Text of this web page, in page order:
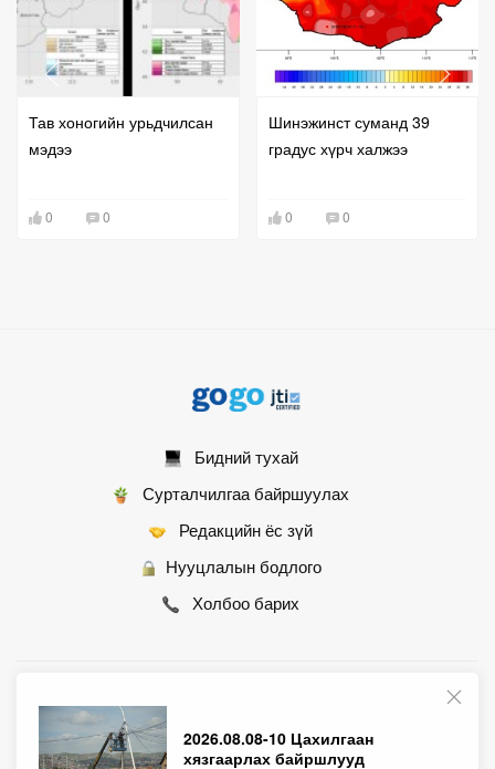
2026.08.08-10 Цахилгаан
хязгаарлах байршлууд
Тав хоногийн урьдчилсан
мэдээ
0 0
Шинэжинст суманд 39
градус хүрч халжээ
0 0
Бидний тухай
Сурталчилгаа байршуулах
Редакцийн ёс зүй
Нууцлалын бодлого
Холбоо барих
© 2007 - 2026 Монгол Контент ХХК • Бүх эрх хуулиар хамгаалагдсан